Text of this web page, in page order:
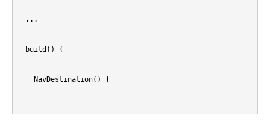
...
build() {
NavDestination() {